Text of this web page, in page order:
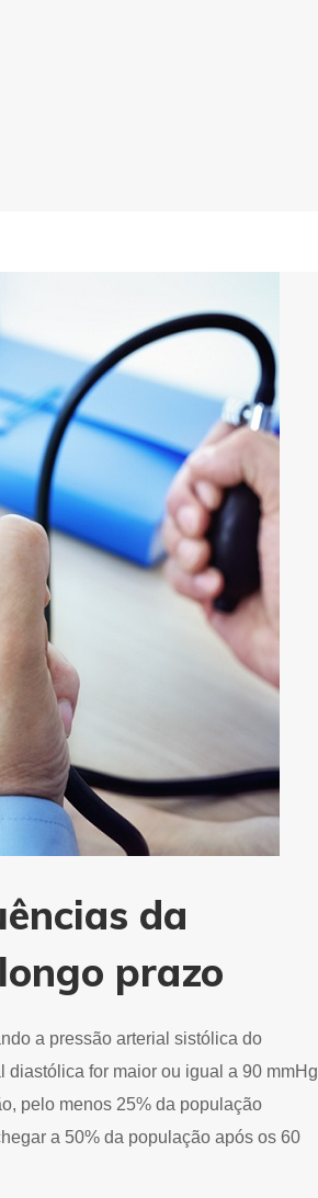
da
prazo
a pressão arterial sistólica do
for maior ou igual a 90 mmHg
pelo menos 25% da população
a 50% da população após os 60